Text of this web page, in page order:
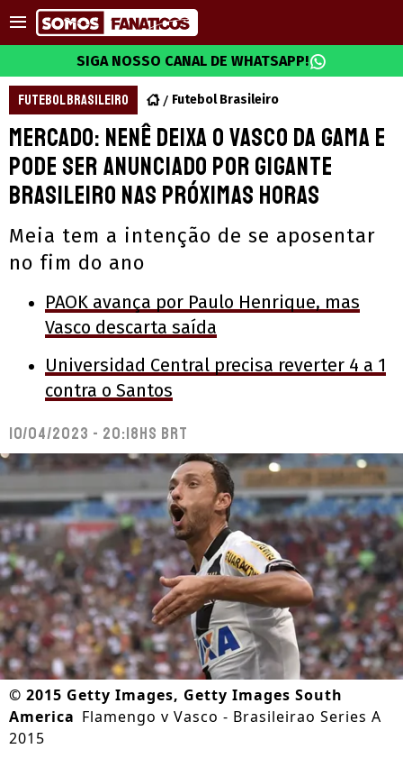
SIGA NOSSO CANAL DE WHATSAPP!
FUTEBOL BRASILEIRO Futebol Brasileiro
Mercado: Nenê deixa o Vasco da Gama e
pode ser anunciado por gigante
brasileiro nas próximas horas
Meia tem a intenção de se aposentar
no fim do ano
PAOK avança por Paulo Henrique, mas
Vasco descarta saída
Universidad Central precisa reverter 4 a 1
contra o Santos
10/04/2023 - 20:18hs BRT
© 2015 Getty Images, Getty Images South
America Flamengo v Vasco - Brasileirao Series A
2015